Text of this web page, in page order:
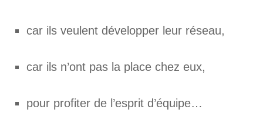
car ils veulent développer leur réseau,
car ils n’ont pas la place chez eux,
pour profiter de l’esprit d’équipe…